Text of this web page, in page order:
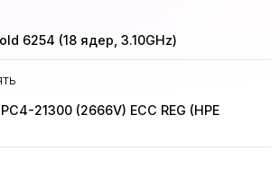
6254 (18 ядер, 3.10GHz)
21300 (2666V) ECC REG (HPE